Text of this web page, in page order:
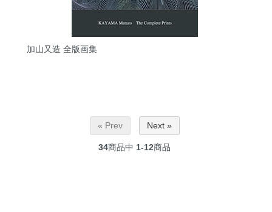
加山又造 全版画集
« Prev Next »
34商品中 1-12商品